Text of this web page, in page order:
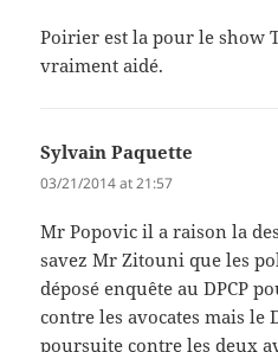
Poirier est la pour le show
vraiment aidé.
Sylvain Paquette
03/21/2014 at 21:57
Mr Popovic il a raison la
savez Mr Zitouni que les
déposé enquête au DPCP
contre les avocates mais le
poursuite contre les deux